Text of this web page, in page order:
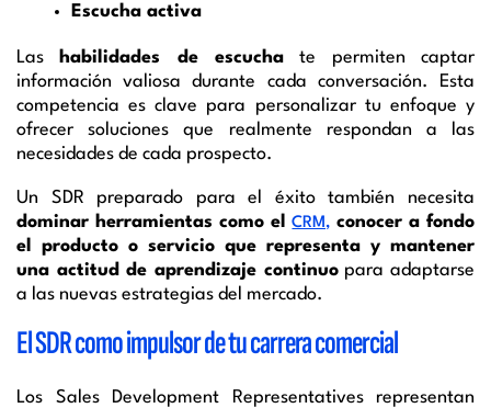
Escucha activa
Las habilidades de escucha te permiten captar
información valiosa durante cada conversación. Esta
competencia es clave para personalizar tu enfoque y
ofrecer soluciones que realmente respondan a las
necesidades de cada prospecto.
Un SDR preparado para el éxito también necesita
dominar herramientas como elCRM, conocer a fondo
el producto o servicio que representa y mantener
una actitud de aprendizaje continuopara adaptarse
a las nuevas estrategias del mercado.
El SDR como impulsor de tu carrera comercial
Los Sales Development Representatives representan